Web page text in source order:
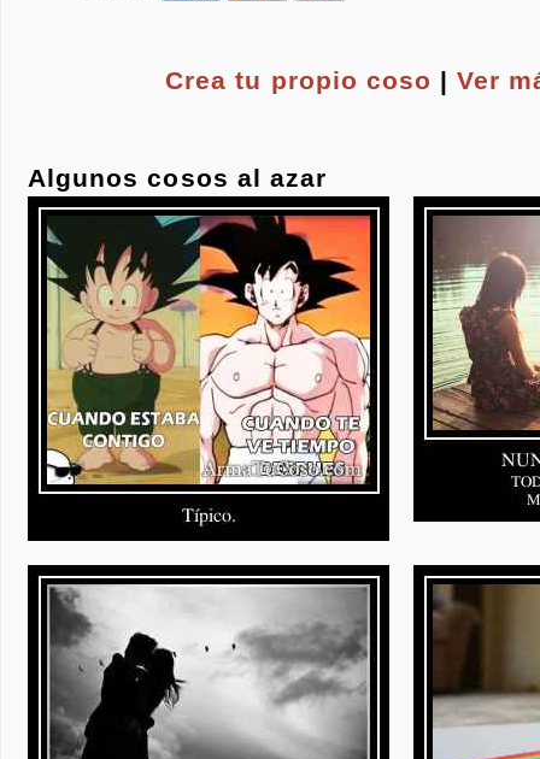
Crea tu propio coso |Ver
Algunos cosos al azar